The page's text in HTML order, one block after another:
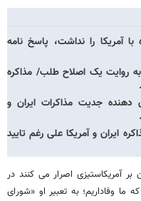
با آمریکا را نداشت، پاسخ نامه
یک اصلاح طلب/ مذاکره
دهنده جدیت مذاکرات ایران و
ایران و آمریکا علی رغم تایید
آمریکاستیزی اصرار می کنند در
ما وفاداریم؛ به تعبیر او «شورای